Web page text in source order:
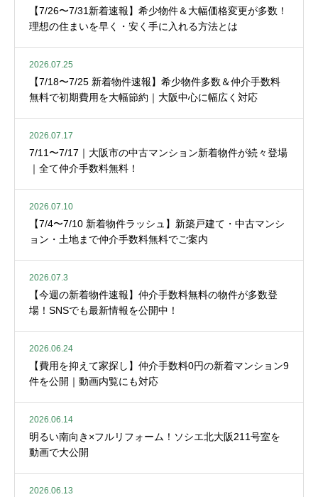
【7/26〜7/31新着速報】希少物件＆大幅価格変更が多数！
理想の住まいを早く・安く手に入れる方法とは
2026.07.25
【7/18〜7/25 新着物件速報】希少物件多数＆仲介手数料
無料で初期費用を大幅節約｜大阪中心に幅広く対応
2026.07.17
7/11〜7/17｜大阪市の中古マンション新着物件が続々登場
｜全て仲介手数料無料！
2026.07.10
【7/4〜7/10 新着物件ラッシュ】新築戸建て・中古マンシ
ョン・土地まで仲介手数料無料でご案内
2026.07.3
【今週の新着物件速報】仲介手数料無料の物件が多数登
場！SNSでも最新情報を公開中！
2026.06.24
【費用を抑えて家探し】仲介手数料0円の新着マンション9
件を公開｜動画内覧にも対応
2026.06.14
明るい南向き×フルリフォーム！ソシエ北大阪211号室を
動画で大公開
2026.06.13